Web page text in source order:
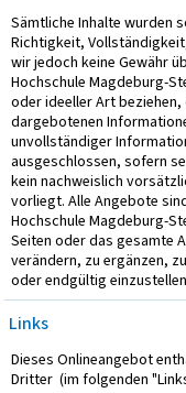
Sämtliche Inhalte wurden
Richtigkeit,
wir jedoch keine Gewähr
Hochschule Magdeburg-
oder ideeller Art
dargebotenen
unvollständiger
ausgeschlossen, sofern
kein nachweislich
vorliegt. Alle Angebote
Hochschule Magdeburg-
Seiten oder das gesamte
verändern, zu ergänzen,
oder endgültig
Links
Dieses Onlineangebot
Dritter (im folgenden